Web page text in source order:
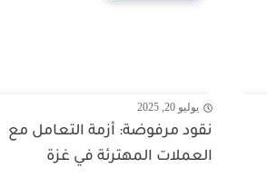
يوليو 20, 2025
نقود مرفوضة: أزمة التعامل مع
العملات المهترئة في غزة